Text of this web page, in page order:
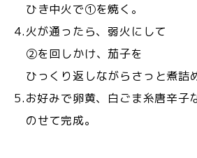
ひき中火で①を焼く。
4.火が通ったら、弱火にして
②を回しかけ、茄子を
ひっくり返しながらさっと煮詰
5.お好みで卵黄、白ごま糸唐辛子
のせて完成。